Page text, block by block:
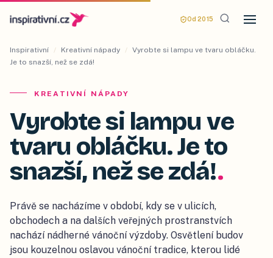
Od 2015
Inspirativní / Kreativní nápady / Vyrobte si lampu ve tvaru obláčku.
Je to snazší, než se zdá!
KREATIVNÍ NÁPADY
Vyrobte si lampu ve
tvaru obláčku. Je to
snazší, než se zdá!.
Právě se nacházíme v období, kdy se v ulicích,
obchodech a na dalších veřejných prostranstvích
nachází nádherné vánoční výzdoby. Osvětlení budov
jsou kouzelnou oslavou vánoční tradice, kterou lidé